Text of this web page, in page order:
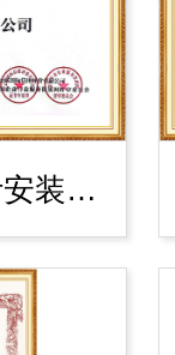
制冷设备冷库设计安装维修资质